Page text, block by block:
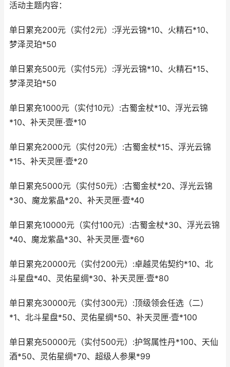
活动主题内容：
单日累充200元（实付2元）:浮光云锦*10、火精石*10、
梦泽灵珀*50
单日累充500元（实付5元）:浮光云锦*10、火精石*15、
梦泽灵珀*50
单日累充1000元（实付10元）:古蜀金杖*10、浮光云锦
*10、补天灵匣·壹*10
单日累充2000元（实付20元）:古蜀金杖*15、浮光云锦
*15、补天灵匣·壹*20
单日累充5000元（实付50元）:古蜀金杖*20、浮光云锦
*30、魔龙紫晶*20、补天灵匣·壹*40
单日累充10000元（实付100元）:古蜀金杖*30、浮光云锦
*40、魔龙紫晶*30、补天灵匣·壹*60
单日累充20000元（实付200元）:卓越灵佑契约*10、北
斗星盘*40、灵佑星绸*30、补天灵匣·壹*80
单日累充30000元（实付300元）:顶级领会任选（二）
*1、北斗星盘*50、灵佑星绸*50、补天灵匣·壹*100
单日累充50000元（实付500元）:护驾属性丹*100、天仙
酒*50、灵佑星绸*70、超级人参果*99